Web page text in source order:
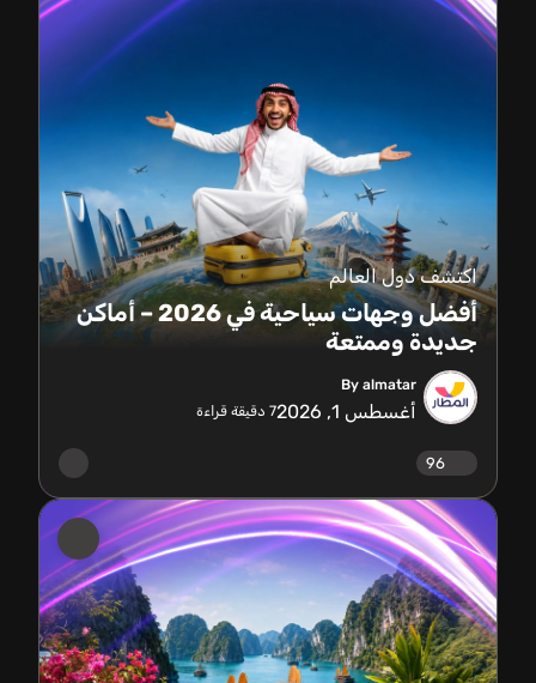
اكتشف دول العالم
أفضل وجهات سياحية في 2026 – أماكن
جديدة وممتعة
By almatar
أغسطس 1, 2026 7 دقيقة قراءة
96